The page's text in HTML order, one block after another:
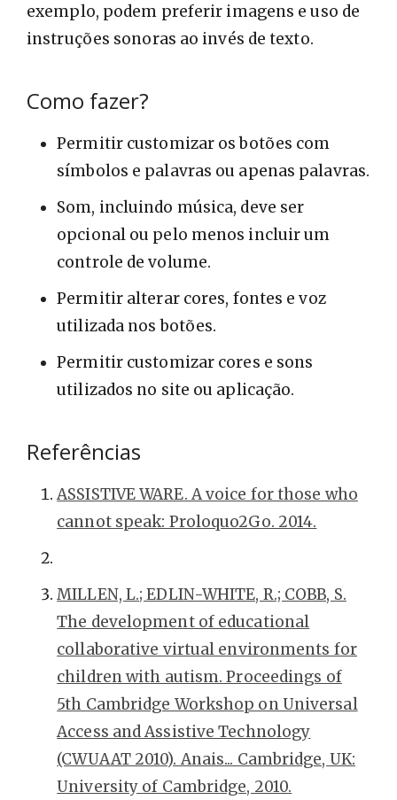
exemplo, podem preferir imagens e uso de
instruções sonoras ao invés de texto.
Como fazer?
Permitir customizar os botões com
símbolos e palavras ou apenas palavras.
Som, incluindo música, deve ser
opcional ou pelo menos incluir um
controle de volume.
Permitir alterar cores, fontes e voz
utilizada nos botões.
Permitir customizar cores e sons
utilizados no site ou aplicação.
Referências
ASSISTIVE WARE. A voice for those who
cannot speak: Proloquo2Go. 2014.
MILLEN, L.; EDLIN-WHITE, R.; COBB, S.
The development of educational
collaborative virtual environments for
children with autism. Proceedings of
5th Cambridge Workshop on Universal
Access and Assistive Technology
(CWUAAT 2010). Anais... Cambridge, UK:
University of Cambridge, 2010.